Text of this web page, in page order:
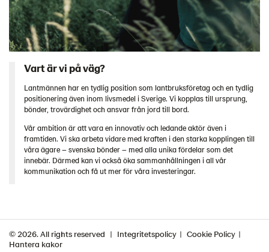
Vart är vi på väg?
Lantmännen har en tydlig position som lantbruksföretag och en tydlig
positionering även inom livsmedel i Sverige. Vi kopplas till ursprung,
bönder, trovärdighet och ansvar från jord till bord.
Vår ambition är att vara en innovativ och ledande aktör även i
framtiden. Vi ska arbeta vidare med kraften i den starka kopplingen till
våra ägare – svenska bönder – med alla unika fördelar som det
innebär. Därmed kan vi också öka sammanhållningen i all vår
kommunikation och få ut mer för våra investeringar.
© 2026. All rights reserved Integritetspolicy
Cookie Policy
Hantera kakor